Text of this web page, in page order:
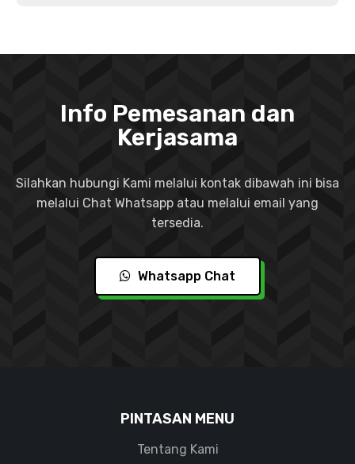
Info Pemesanan dan
Kerjasama
Silahkan hubungi Kami melalui kontak dibawah ini bisa
melalui Chat Whatsapp atau melalui email yang
tersedia.
Whatsapp Chat
PINTASAN MENU
Tentang Kami